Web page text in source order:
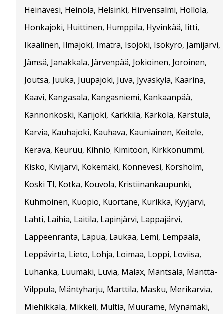
Heinävesi, Heinola, Helsinki, Hirvensalmi, Hollola,
Honkajoki, Huittinen, Humppila, Hyvinkää, Iitti,
Ikaalinen, Ilmajoki, Imatra, Isojoki, Isokyrö, Jämijärvi,
Jämsä, Janakkala, Järvenpää, Jokioinen, Joroinen,
Joutsa, Juuka, Juupajoki, Juva, Jyväskylä, Kaarina,
Kaavi, Kangasala, Kangasniemi, Kankaanpää,
Kannonkoski, Karijoki, Karkkila, Kärkölä, Karstula,
Karvia, Kauhajoki, Kauhava, Kauniainen, Keitele,
Kerava, Keuruu, Kihniö, Kimitoön, Kirkkonummi,
Kisko, Kivijärvi, Kokemäki, Konnevesi, Korsholm,
Koski Tl, Kotka, Kouvola, Kristiinankaupunki,
Kuhmoinen, Kuopio, Kuortane, Kurikka, Kyyjärvi,
Lahti, Laihia, Laitila, Lapinjärvi, Lappajärvi,
Lappeenranta, Lapua, Laukaa, Lemi, Lempäälä,
Leppävirta, Lieto, Lohja, Loimaa, Loppi, Loviisa,
Luhanka, Luumäki, Luvia, Malax, Mäntsälä, Mänttä-
Vilppula, Mäntyharju, Marttila, Masku, Merikarvia,
Miehikkälä, Mikkeli, Multia, Muurame, Mynämäki,